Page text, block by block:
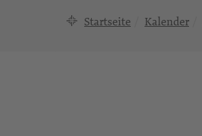
Startseite Kalender